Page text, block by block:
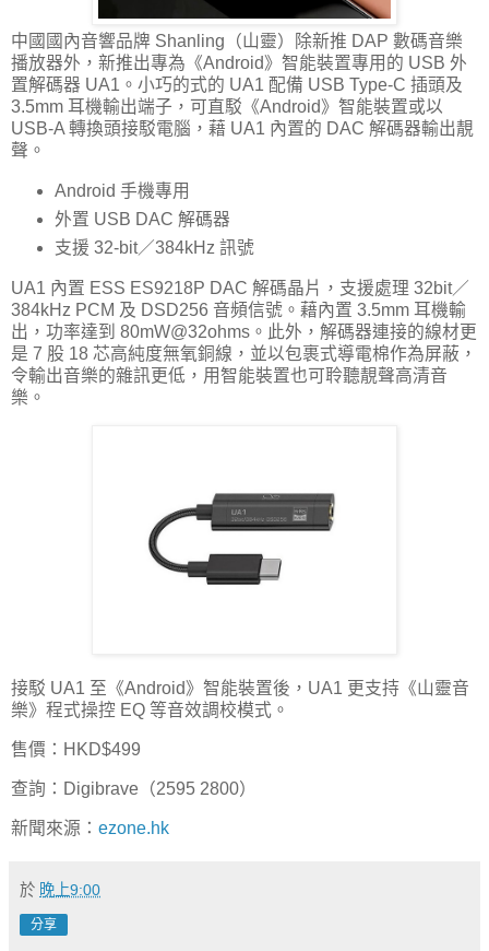
中國國內音響品牌 Shanling（山靈）除新推 DAP 數碼音樂
播放器外，新推出專為《Android》智能裝置專用的 USB 外
置解碼器 UA1。小巧的式的 UA1 配備 USB Type-C 插頭及
3.5mm 耳機輸出端子，可直駁《Android》智能裝置或以
USB-A 轉換頭接駁電腦，藉 UA1 內置的 DAC 解碼器輸出靚
聲。
Android 手機專用
外置 USB DAC 解碼器
支援 32-bit／384kHz 訊號
UA1 內置 ESS ES9218P DAC 解碼晶片，支援處理 32bit／
384kHz PCM 及 DSD256 音頻信號。藉內置 3.5mm 耳機輸
出，功率達到 80mW@32ohms。此外，解碼器連接的線材更
是 7 股 18 芯高純度無氧銅線，並以包裹式導電棉作為屏蔽，
令輸出音樂的雜訊更低，用智能裝置也可聆聽靚聲高清音
樂。
接駁 UA1 至《Android》智能裝置後，UA1 更支持《山靈音
樂》程式操控 EQ 等音效調校模式。
售價：HKD$499
查詢：Digibrave（2595 2800）
新聞來源： ezone.hk
於 晚上9:00
分享